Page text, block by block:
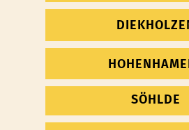
SÖHLDE